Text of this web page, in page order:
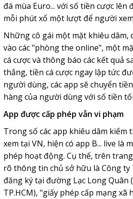
đá mùa Euro... với số tiền cược
mỗi phút xổ một lượt để người xem
Những cô gái một mặt khiêu
vào các "phòng the online", một
cá cược và thông báo các kết quả
thắng, tiền cá cược ngay lập tức
người dùng, các app sẽ chuyển
hàng của người dùng với số tiền
App được cấp phép vẫn vi phạm
Trong số các app khiêu dâm kiếm
xem tại VN, hiện có app B... live là
phép hoạt động. Cụ thể, trên
rõ thông tin chủ sở hữu là Công ty
đăng ký tại đường Lạc Long Quân
TP.HCM), "giấy phép cấp mạng xã